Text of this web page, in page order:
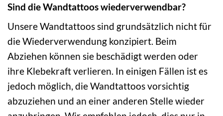
Sind die Wandtattoos wiederverwendbar?
Unsere Wandtattoos sind grundsätzlich nicht für
die Wiederverwendung konzipiert. Beim
Abziehen können sie beschädigt werden oder
ihre Klebekraft verlieren. In einigen Fällen ist es
jedoch möglich, die Wandtattoos vorsichtig
abzuziehen und an einer anderen Stelle wieder